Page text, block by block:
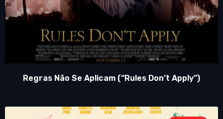
Regras Não Se Aplicam (“Rules Don’t Apply”)